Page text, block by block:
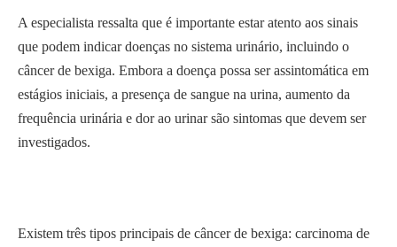
A especialista ressalta que é importante estar atento aos sinais
que podem indicar doenças no sistema urinário, incluindo o
câncer de bexiga. Embora a doença possa ser assintomática em
estágios iniciais, a presença de sangue na urina, aumento da
frequência urinária e dor ao urinar são sintomas que devem ser
investigados.
Existem três tipos principais de câncer de bexiga: carcinoma de